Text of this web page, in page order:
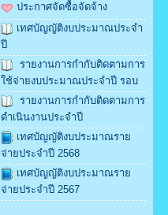
ประกาศจัดซื้อจัดจ้าง
เทศบัญญัติงบประมาณประจำ
ปี
รายงานการกำกับติดตามการ
ใช้จ่ายงบประมาณประจำปี รอบ
รายงานการกำกับติดตามการ
ดำเนินงานประจำปี
เทศบัญญัติงบประมาณราย
จ่ายประจำปี 2568
เทศบัญญัติงบประมาณราย
จ่ายประจำปี 2567